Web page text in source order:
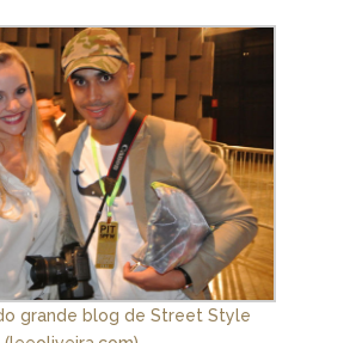
grande blog de Street Style